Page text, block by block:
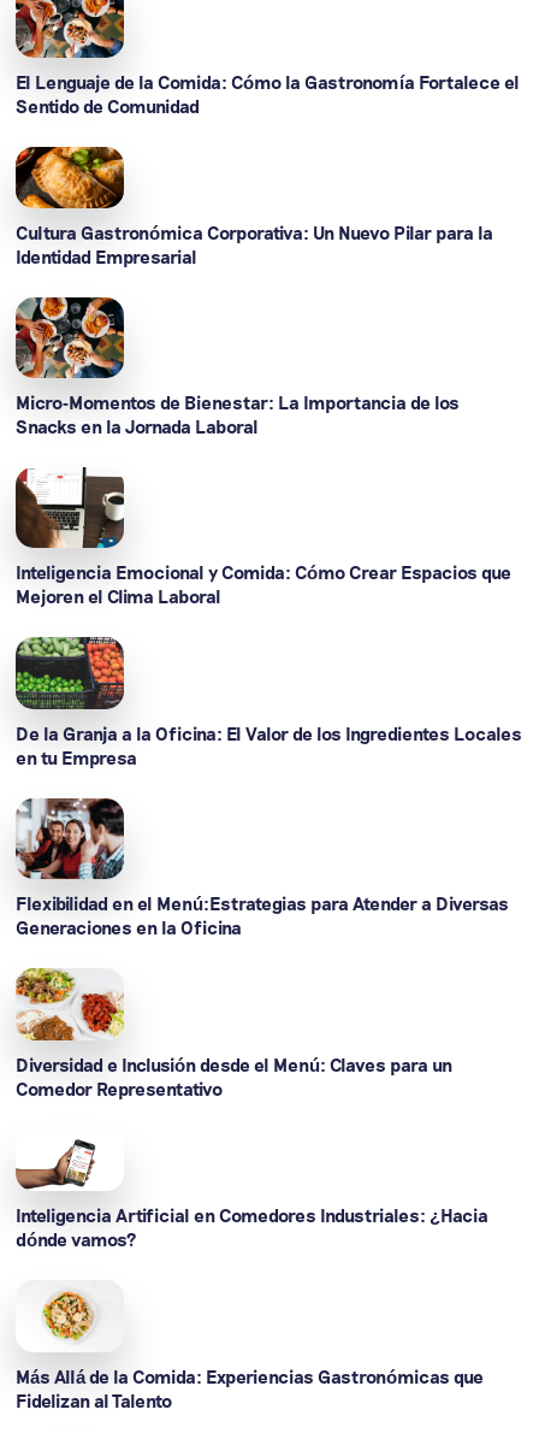
El Lenguaje de la Comida: Cómo la Gastronomía Fortalece el
Sentido de Comunidad
Cultura Gastronómica Corporativa: Un Nuevo Pilar para la
Identidad Empresarial
Micro-Momentos de Bienestar: La Importancia de los
Snacks en la Jornada Laboral
Inteligencia Emocional y Comida: Cómo Crear Espacios que
Mejoren el Clima Laboral
De la Granja a la Oficina: El Valor de los Ingredientes Locales
en tu Empresa
Flexibilidad en el Menú:Estrategias para Atender a Diversas
Generaciones en la Oficina
Diversidad e Inclusión desde el Menú: Claves para un
Comedor Representativo
Inteligencia Artificial en Comedores Industriales: ¿Hacia
dónde vamos?
Más Allá de la Comida: Experiencias Gastronómicas que
Fidelizan al Talento